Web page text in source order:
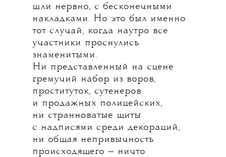
шли нервно, с бесконечными
накладками. Но это был именно
тот случай, когда наутро все
участники проснулись
знаменитыми.
Ни представленный на сцене
гремучий набор из воров,
проституток, сутенеров
и продажных полицейских,
ни странноватые щиты
с надписями среди декораций,
ни общая непривычность
происходящего — ничто